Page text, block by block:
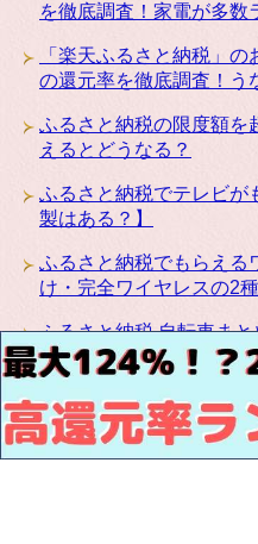
を徹底調査！家電が多数
「楽天ふるさと納税」
の還元率を徹底調査！う
ふるさと納税の限度額を
えるとどうなる？
ふるさと納税でテレビが
製はある？】
ふるさと納税でもらえる
け・完全ワイヤレスの2種
ふるさと納税 自転車ま
ふるさと納税にカリモク
ーブル・ベッドなど種類